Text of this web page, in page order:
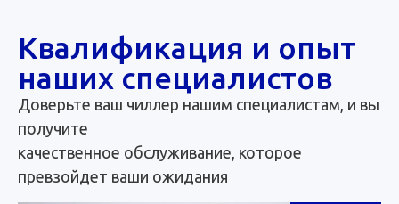
Квалификация и опыт
наших специалистов
Доверьте ваш чиллер нашим специалистам, и вы
получите
качественное обслуживание, которое
превзойдет ваши ожидания